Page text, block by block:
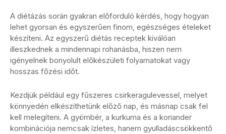
A diétázás során gyakran előforduló kérdés, hogy hogyan
lehet gyorsan és egyszerűen finom, egészséges ételeket
készíteni. Az egyszerű diétás receptek kiválóan
illeszkednek a mindennapi rohanásba, hiszen nem
igényelnek bonyolult előkészületi folyamatokat vagy
hosszas főzési időt.
Kezdjük például egy fűszeres csirkeragulevessel, melyet
könnyedén elkészíthetünk előző nap, és másnap csak fel
kell melegíteni. A gyömbér, a kurkuma és a koriander
kombinációja nemcsak ízletes, hanem gyulladáscsökkentő